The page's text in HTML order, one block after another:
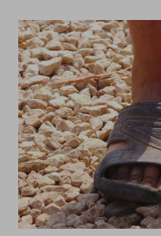
condizionare
funzionamento.
selezione relativa ai
stata selezionata
equivarrà a rifiutare
possibile consultare la
Cookie strettamente
Cookie di analisi